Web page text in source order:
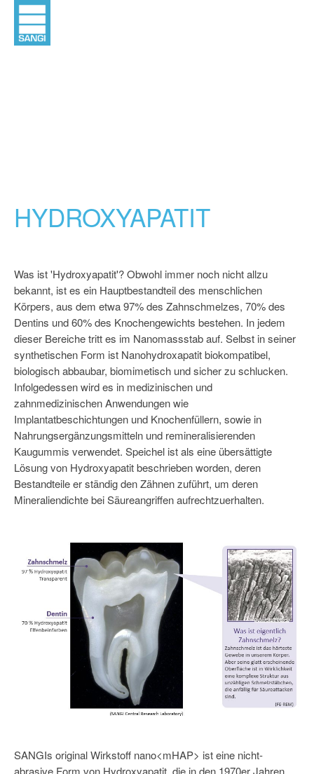
HYDROXYAPATIT
Was ist 'Hydroxyapatit'? Obwohl immer noch nicht allzu
bekannt, ist es ein Hauptbestandteil des menschlichen
Körpers, aus dem etwa 97% des Zahnschmelzes, 70% des
Dentins und 60% des Knochengewichts bestehen. In jedem
dieser Bereiche tritt es im Nanomassstab auf. Selbst in seiner
synthetischen Form ist Nanohydroxapatit biokompatibel,
biologisch abbaubar, biomimetisch und sicher zu schlucken.
Infolgedessen wird es in medizinischen und
zahnmedizinischen Anwendungen wie
Implantatbeschichtungen und Knochenfüllern, sowie in
Nahrungsergänzungsmitteln und remineralisierenden
Kaugummis verwendet. Speichel ist als eine übersättigte
Lösung von Hydroxyapatit beschrieben worden, deren
Bestandteile er ständig den Zähnen zuführt, um deren
Mineraliendichte bei Säureangriffen aufrechtzuerhalten.
SANGIs original Wirkstoff nano<mHAP> ist eine nicht-
abrasive Form von Hydroxyapatit, die in den 1970er Jahren